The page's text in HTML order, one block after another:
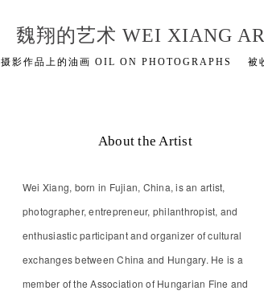
魏翔的艺术 WEI XIANG
摄影作品上的油画 OIL ON PHOTOGRAPHS 被
About the Artist
Wei Xiang, born in Fujian, China, is an artist,
photographer, entrepreneur, philanthropist, and
enthusiastic participant and organizer of cultural
exchanges between China and Hungary. He is a
member of the Association of Hungarian Fine and